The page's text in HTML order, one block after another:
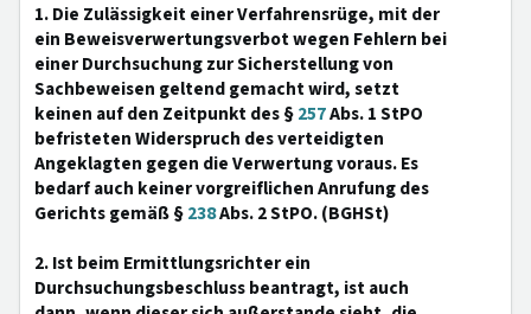
1. Die Zulässigkeit einer Verfahrensrüge, mit der
ein Beweisverwertungsverbot wegen Fehlern bei
einer Durchsuchung zur Sicherstellung von
Sachbeweisen geltend gemacht wird, setzt
keinen auf den Zeitpunkt des §257Abs. 1 StPO
befristeten Widerspruch des verteidigten
Angeklagten gegen die Verwertung voraus. Es
bedarf auch keiner vorgreiflichen Anrufung des
Gerichts gemäß §238Abs. 2 StPO. (BGHSt)
2. Ist beim Ermittlungsrichter ein
Durchsuchungsbeschluss beantragt, ist auch